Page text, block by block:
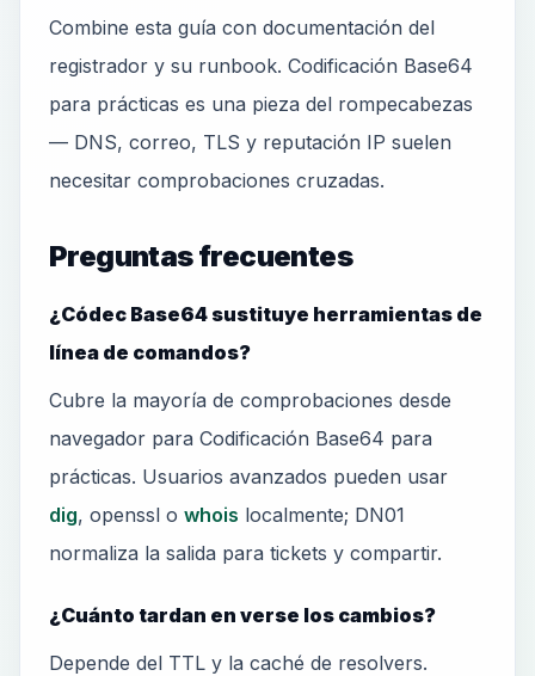
Combine esta guía con documentación del
registrador y su runbook. Codificación Base64
para prácticas es una pieza del rompecabezas
— DNS, correo, TLS y reputación IP suelen
necesitar comprobaciones cruzadas.
Preguntas frecuentes
¿Códec Base64 sustituye herramientas de
línea de comandos?
Cubre la mayoría de comprobaciones desde
navegador para Codificación Base64 para
prácticas. Usuarios avanzados pueden usar
dig, openssl o whois localmente; DN01
normaliza la salida para tickets y compartir.
¿Cuánto tardan en verse los cambios?
Depende del TTL y la caché de resolvers.